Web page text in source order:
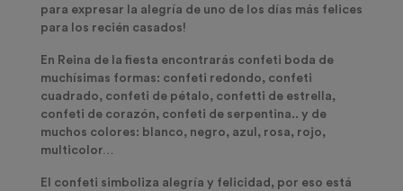
para expresar la alegría de uno de los días más felices
para los recién casados!
En Reina de la fiesta encontrarás confeti boda de
muchísimas formas: confeti redondo, confeti
cuadrado, confeti de pétalo, confetti de estrella,
confeti de corazón, confeti de serpentina.. y de
muchos colores: blanco, negro, azul, rosa, rojo,
multicolor…
El confeti simboliza alegría y felicidad, por eso está